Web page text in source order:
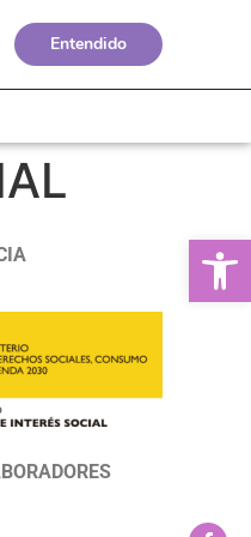
Biblioteca
Entendido